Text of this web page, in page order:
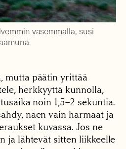
vasemmalla, susi
mutta päätin yrittää
herkkyyttä kunnolla,
noin 1,5–2 sekuntia.
näen vain harmaat ja
kuvassa. Jos ne
ja lähtevät sitten liikkeelle